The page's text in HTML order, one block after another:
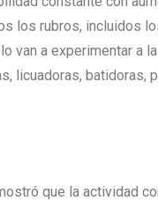
los rubros, incluidos
van a experimentar a
licuadoras, batidoras,
que la actividad